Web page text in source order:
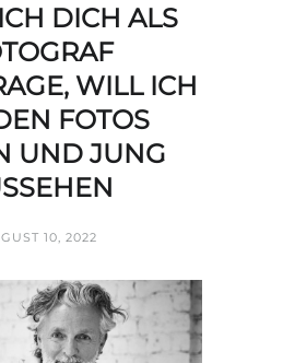
DICH ALS
WILL ICH
FOTOS
UND JUNG
10, 2022